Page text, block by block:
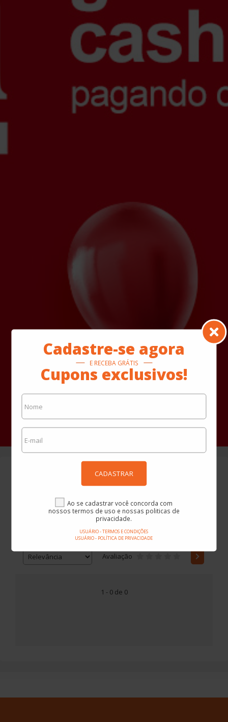
Cadastre-se agora
E RECEBA GRÁTIS
Cupons exclusivos!
CADASTRAR
Ao se cadastrar você concorda com
nossos termos de uso e nossas politicas de
privacidade.
USUÁRIO - TERMOS E CONDIÇÕES
USUÁRIO - POLÍTICA DE PRIVACIDADE
Americanas
-
Avaliação
1 - 0 de 0